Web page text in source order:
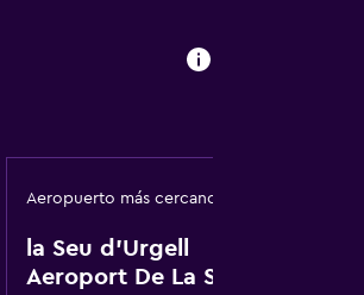
cargos extra)
Aeropuerto más cercano
la Seu d'Urgell
Aeroport De La Seu